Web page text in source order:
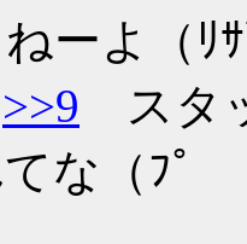
ーよ（ﾘ
>>9 スタ
な（ﾌﾟ